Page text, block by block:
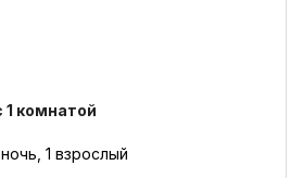
комнатой
ночь, 1 взрослый